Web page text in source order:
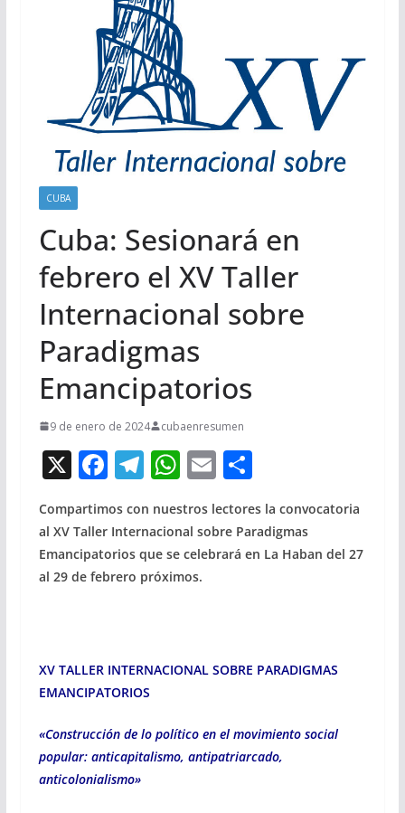
CUBA
Cuba: Sesionará en
febrero el XV Taller
Internacional sobre
Paradigmas
Emancipatorios
9 de enero de 2024 cubaenresumen
X F
e
b
o
T
e
gr
a
W
at
s
A
E
ai
l
C
o
m
p
Compartimos con nuestros lectores la convocatoria
al XV Taller Internacional sobre Paradigmas
Emancipatorios que se celebrará en La Haban del 27
al 29 de febrero próximos.
XV TALLER INTERNACIONAL SOBRE PARADIGMAS
EMANCIPATORIOS
«Construcción de lo político en el movimiento social
popular: anticapitalismo, antipatriarcado,
anticolonialismo»